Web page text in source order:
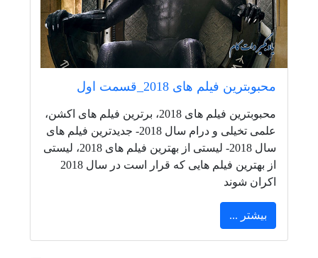
محبوبترین فیلم های 2018_قسمت اول
محبوبترین فیلم های 2018، برترین فیلم های اکشن،
علمی تخیلی و درام سال 2018- جدیدترین فیلم های
سال 2018- لیستی از بهترین فیلم های 2018، لیستی
از بهترین فیلم هایی که قرار است در سال 2018
اکران شوند
بیشتر ...